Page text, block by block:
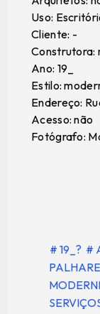
Uso:
Cliente: -
Construtora:
Ano: 19_
Estilo:
Endereço:
Acesso: não
Fotógrafo:
# 19_? #